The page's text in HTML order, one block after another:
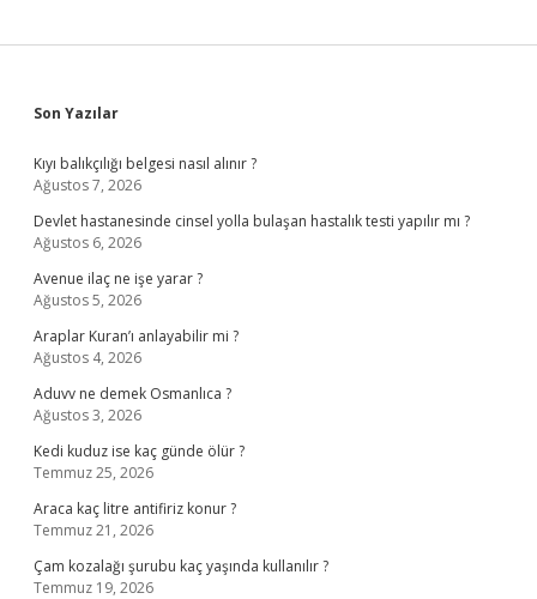
Sidebar
Son Yazılar
Kıyı balıkçılığı belgesi nasıl alınır ?
Ağustos 7, 2026
Devlet hastanesinde cinsel yolla bulaşan hastalık testi yapılır mı ?
Ağustos 6, 2026
Avenue ilaç ne işe yarar ?
Ağustos 5, 2026
Araplar Kuran’ı anlayabilir mi ?
Ağustos 4, 2026
Aduvv ne demek Osmanlıca ?
Ağustos 3, 2026
Kedi kuduz ise kaç günde ölür ?
Temmuz 25, 2026
Araca kaç litre antifiriz konur ?
Temmuz 21, 2026
Çam kozalağı şurubu kaç yaşında kullanılır ?
Temmuz 19, 2026